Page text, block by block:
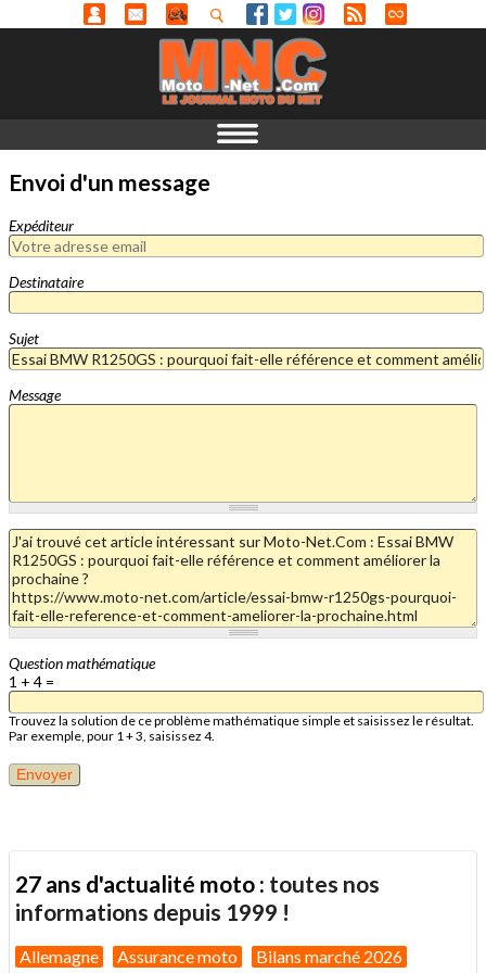
Envoi d'un message
Expéditeur
Destinataire
Sujet
Message
Question mathématique
1 + 4 =
Trouvez la solution de ce problème mathématique simple et saisissez le résultat.
Par exemple, pour 1 + 3, saisissez 4.
27 ans d'actualité moto : toutes nos
informations depuis 1999 !
Allemagne Assurance moto Bilans marché 2026